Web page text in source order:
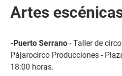
Artes
-Puerto Serrano- Taller de
Pájarocirco Producciones -
18:00 horas.